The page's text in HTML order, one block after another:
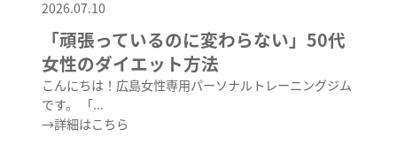
2026.07.10
「頑張っているのに変わらない」50代
女性のダイエット方法
こんにちは！広島女性専用パーソナルトレーニングジム
です。 「...
→詳細はこちら